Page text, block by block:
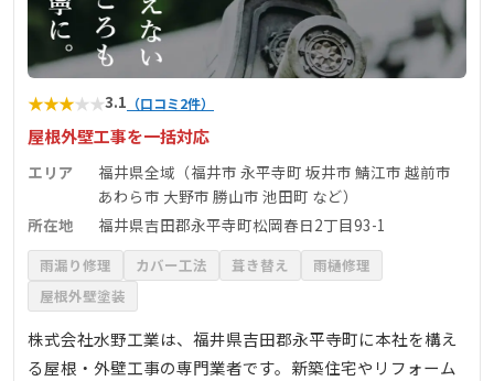
★★★★★3.1 （口コミ2件）
屋根外壁工事を一括対応
エリア
福井県全域（福井市 永平寺町 坂井市 鯖江市 越前市
あわら市 大野市 勝山市 池田町 など）
所在地
福井県吉田郡永平寺町松岡春日2丁目93-1
雨漏り修理 カバー工法 葺き替え
雨樋修理
屋根外壁塗装
株式会社水野工業は、福井県吉田郡永平寺町に本社を構え
る屋根・外壁工事の専門業者です。新築住宅やリフォーム